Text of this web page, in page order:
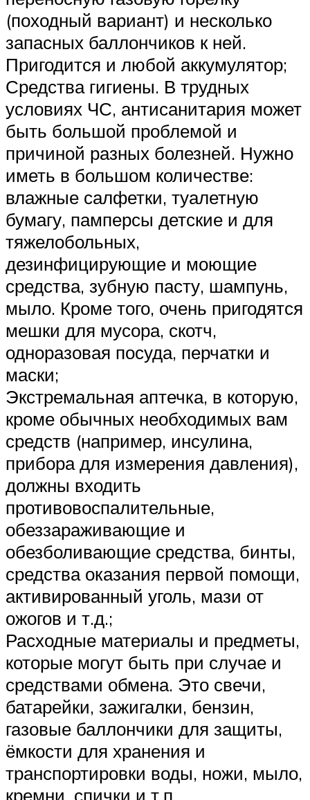
(походный вариант) и несколько
запасных баллончиков к ней.
Пригодится и любой аккумулятор;
Средства гигиены. В трудных
условиях ЧС, антисанитария может
быть большой проблемой и
причиной разных болезней. Нужно
иметь в большом количестве:
влажные салфетки, туалетную
бумагу, памперсы детские и для
тяжелобольных,
дезинфицирующие и моющие
средства, зубную пасту, шампунь,
мыло. Кроме того, очень пригодятся
мешки для мусора, скотч,
одноразовая посуда, перчатки и
маски;
Экстремальная аптечка, в которую,
кроме обычных необходимых вам
средств (например, инсулина,
прибора для измерения давления),
должны входить
противовоспалительные,
обеззараживающие и
обезболивающие средства, бинты,
средства оказания первой помощи,
активированный уголь, мази от
ожогов и т.д.;
Расходные материалы и предметы,
которые могут быть при случае и
средствами обмена. Это свечи,
батарейки, зажигалки, бензин,
газовые баллончики для защиты,
ёмкости для хранения и
транспортировки воды, ножи, мыло,
кремни, спички и т.п.